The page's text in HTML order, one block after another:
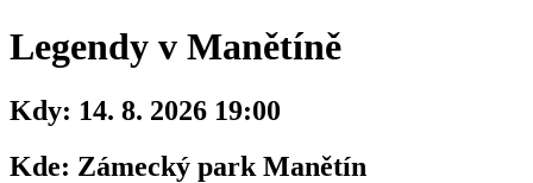
Legendy v Manětíně
Kdy: 14. 8. 2026 19:00
Kde: Zámecký park Manětín